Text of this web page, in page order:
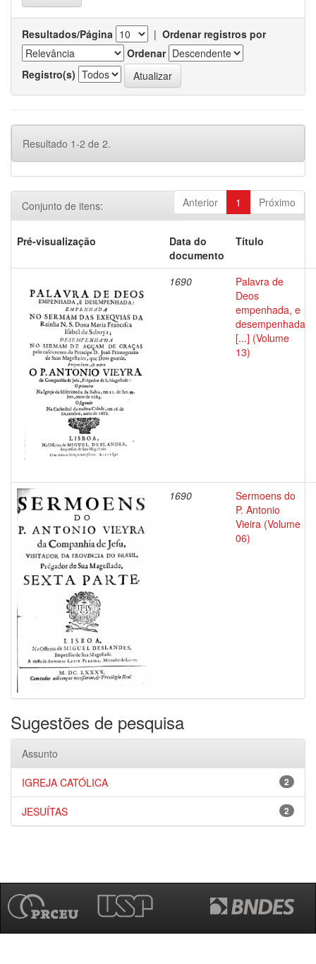
Resultados/Página | Ordenar registros por
Ordenar
Registro(s)
Resultado 1-2 de 2.
Anterior 1 Próximo
Conjunto de itens:
Pré-visualização
Data do
documento
Título
1690
Palavra de
Deos
empenhada, e
desempenhada
[...] (Volume
13)
1690
Sermoens do
P. Antonio
Vieira (Volume
06)
Sugestões de pesquisa
Assunto
2
IGREJA CATÓLICA
2
JESUÍTAS